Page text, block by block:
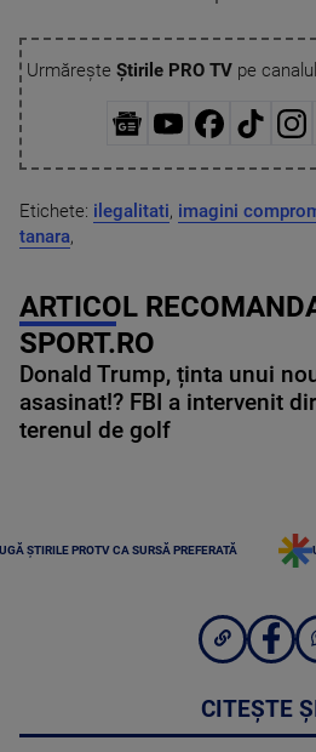
Urmărește Știrile PRO TVpe
Etichete: ilegalitati, imagini
tanara,
ARTICOL
SPORT.RO
Donald Trump, ținta unui
asasinat!? FBI a intervenit
terenul de golf
ȘTIRILE PROTV CA SURSĂ PREFERATĂ
CITEȘTE